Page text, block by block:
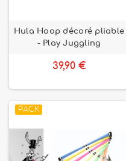
Hula Hoop décoré pliable
- Play Juggling
39,90 €
PACK